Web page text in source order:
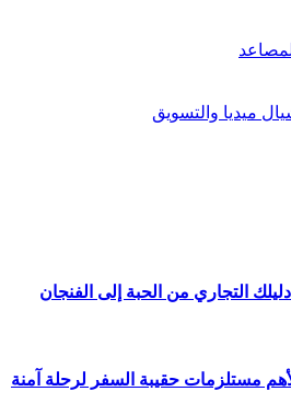
ميديا والتسويق
دليلك التجاري من الحبة إلى الفنجان
مستلزمات حقيبة السفر لرحلة آمنة